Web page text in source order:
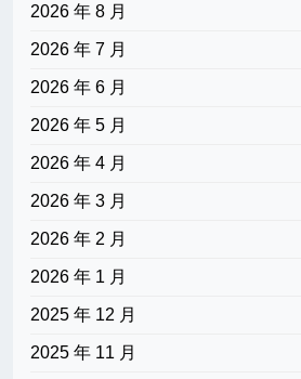
2026 年 8 月
2026 年 7 月
2026 年 6 月
2026 年 5 月
2026 年 4 月
2026 年 3 月
2026 年 2 月
2026 年 1 月
2025 年 12 月
2025 年 11 月